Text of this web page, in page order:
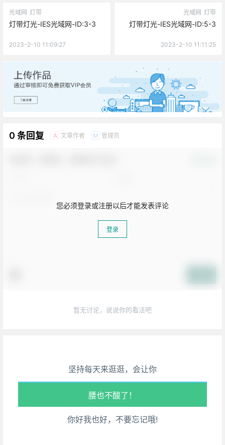
光域网 灯带
灯带灯光-IES光域网-ID:3-3
2023-2-10 11:09:27
光域网 灯带
灯带灯光-IES光域网-ID:5-3
2023-2-10 11:11:25
广告
0 条回复 A 文章作者 M 管理员
您必须登录或注册以后才能发表评论
登录
暂无讨论，说说你的看法吧
坚持每天来逛逛，会让你
生活也美好了！
走路也有劲了！
腰也不酸了！
你好我也好，不要忘记哦!